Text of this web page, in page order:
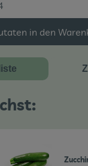
verringern
in den